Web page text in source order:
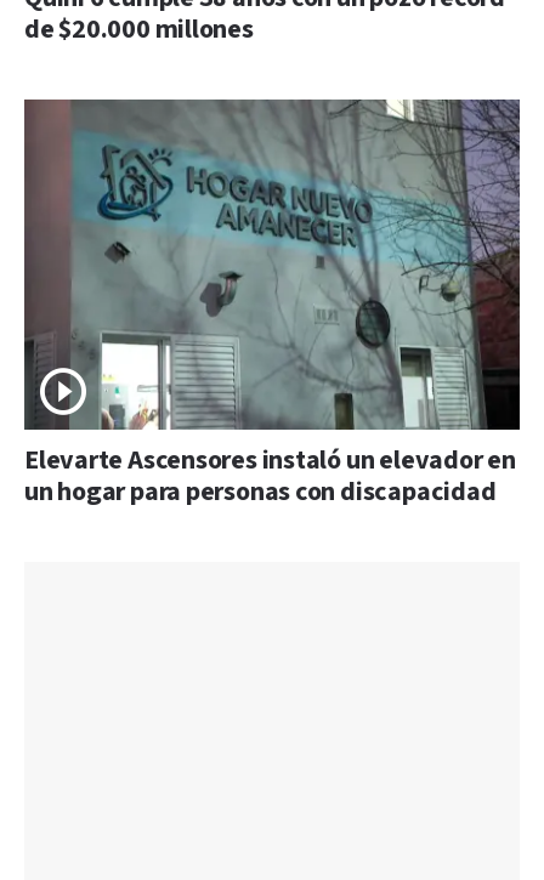
de $20.000 millones
Elevarte Ascensores instaló un elevador en
un hogar para personas con discapacidad